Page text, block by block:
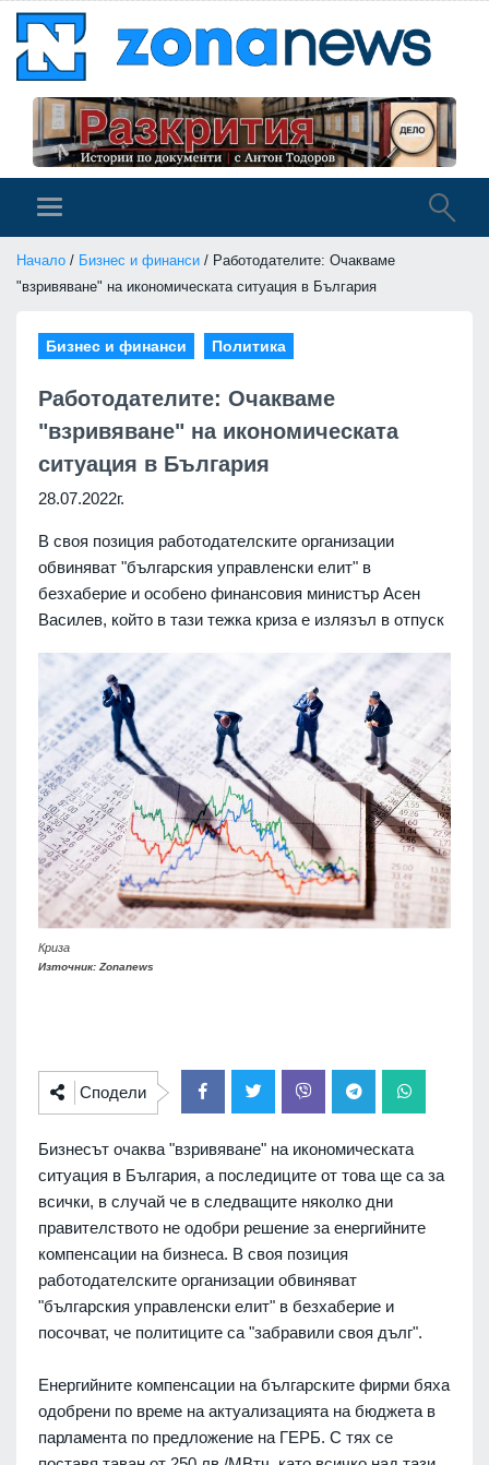
Начало / Бизнес и финанси / Работодателите: Очакваме
"взривяване" на икономическата ситуация в България
Бизнес и финанси Политика
Работодателите: Очакваме
"взривяване" на икономическата
ситуация в България
28.07.2022г.
В своя позиция работодателските организации
обвиняват "българския управленски елит" в
безхаберие и особено финансовия министър Асен
Василев, който в тази тежка криза е излязъл в отпуск
Криза
Източник: Zonanews
Сподели
Бизнесът очаква "взривяване" на икономическата
ситуация в България, а последиците от това ще са за
всички, в случай че в следващите няколко дни
правителството не одобри решение за енергийните
компенсации на бизнеса. В своя позиция
работодателските организации обвиняват
"българския управленски елит" в безхаберие и
посочват, че политиците са "забравили своя дълг".
Енергийните компенсации на българските фирми бяха
одобрени по време на актуализацията на бюджета в
парламента по предложение на ГЕРБ. С тях се